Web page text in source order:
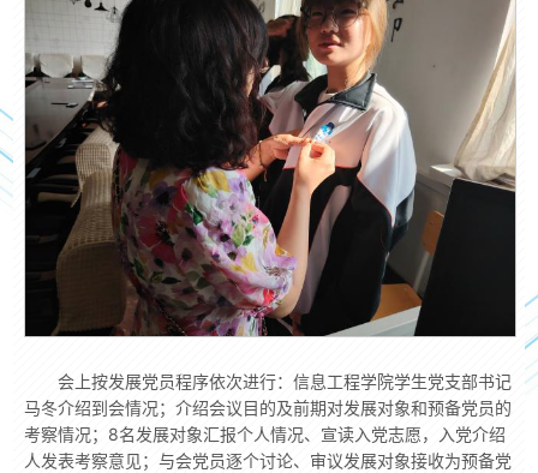
会上按发展党员程序依次进行：信息工程学院学生党支部书记
马冬介绍到会情况；介绍会议目的及前期对发展对象和预备党员的
考察情况；8名发展对象汇报个人情况、宣读入党志愿，入党介绍
人发表考察意见；与会党员逐个讨论、审议发展对象接收为预备党